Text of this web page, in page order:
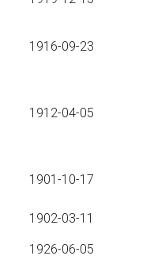
1916-09-23
1912-04-05
1901-10-17
1902-03-11
1926-06-05